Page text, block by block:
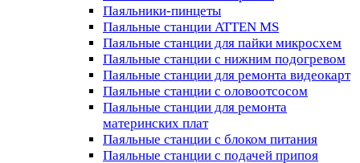
Паяльники-пинцеты
Паяльные станции ATTEN MS
Паяльные станции для пайки микросхем
Паяльные станции с нижним подогревом
Паяльные станции для ремонта видеокарт
Паяльные станции с оловоотсосом
Паяльные станции для ремонта
материнских плат
Паяльные станции с блоком питания
Паяльные станции с подачей припоя